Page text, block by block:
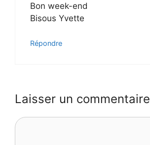
Bon week-end
Bisous Yvette
Répondre
Laisser un commentaire
Commentaire